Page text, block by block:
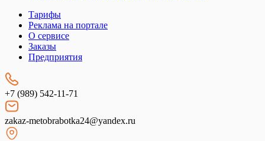
Тарифы
Реклама на портале
О сервисе
Заказы
Предприятия
+7 (989) 542-11-71
zakaz-metobrabotka24@yandex.ru